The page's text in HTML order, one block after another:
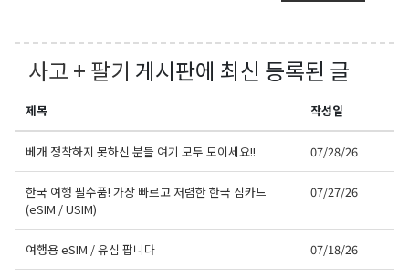
사고 + 팔기 게시판에 최신 등록된 글
제목 작성일
베개 정착하지 못하신 분들 여기 모두 모이세요!! 07/28/26
한국 여행 필수품! 가장 빠르고 저렴한 한국 심카드
(eSIM / USIM)
07/27/26
여행용 eSIM / 유심 팝니다 07/18/26